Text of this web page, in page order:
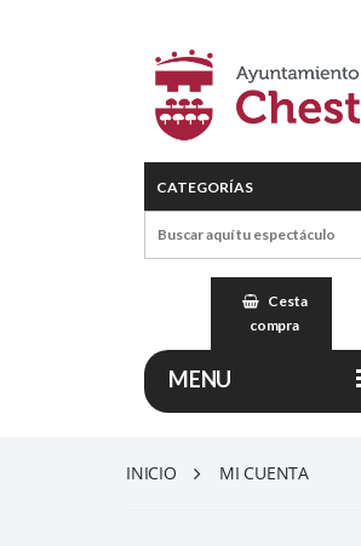
Cesta
compra
INICIO MI CUENTA